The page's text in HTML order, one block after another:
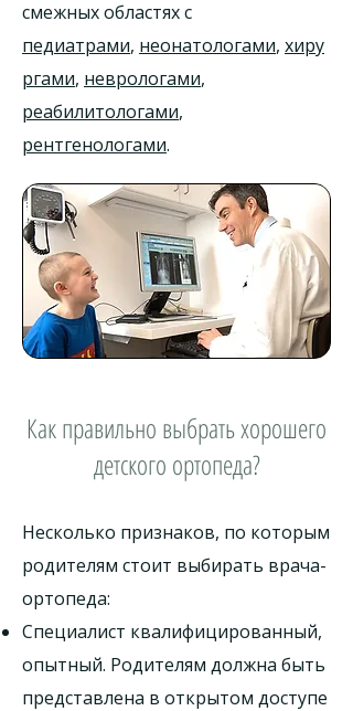
смежных областях с
педиатрами, неонатологами, хиру
ргами, неврологами,
реабилитологами,
рентгенологами.
Как правильно выбрать хорошего
детского ортопеда?
Несколько признаков, по которым
родителям стоит выбирать врача-
ортопеда:
Специалист квалифицированный,
опытный. Родителям должна быть
представлена в открытом доступе